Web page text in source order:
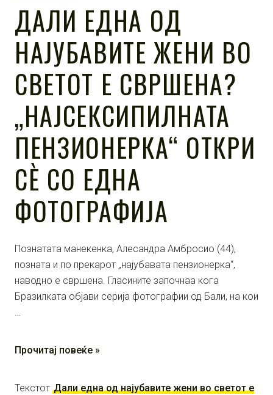
ДАЛИ ЕДНА ОД
НАЈУБАВИТЕ ЖЕНИ ВО
СВЕТОТ Е СВРШЕНА?
„НАЈСЕКСИПИЛНАТА
ПЕНЗИОНЕРКА“ ОТКРИ
СÈ СО ЕДНА
ФОТОГРАФИЈА
Познатата манекенка, Алесандра Амбросио (44),
позната и по прекарот „најубавата пензионерка“,
наводно е свршена. Гласините започнаа кога
Бразилката објави серија фотографии од Бали, на кои
…
Прочитај повеќе »
Текстот Дали една од најубавите жени во светот е